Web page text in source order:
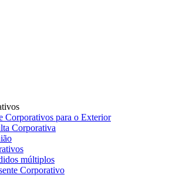
Corporativos para o Exterior
Corporativa
múltiplos
Corporativo